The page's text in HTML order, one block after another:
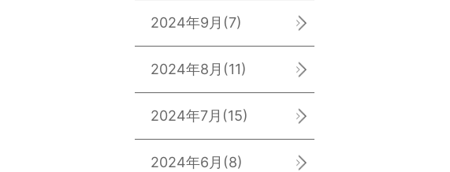
2024年9月 (7)
2024年8月 (11)
2024年7月 (15)
2024年6月 (8)